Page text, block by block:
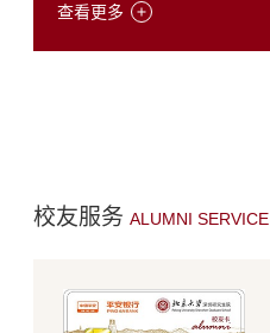
查看更多
校友服务ALUMNI SERVICE